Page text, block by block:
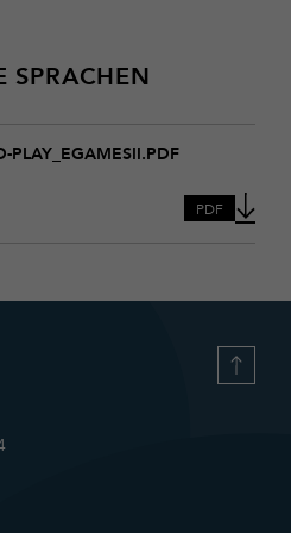
SPRACHEN
PLAY_EGAMESII.PDF
PDF